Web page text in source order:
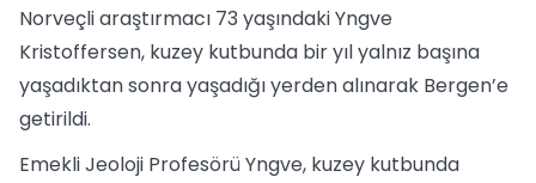
Norveçli araştırmacı 73 yaşındaki Yngve
Kristoffersen, kuzey kutbunda bir yıl yalnız başına
yaşadıktan sonra yaşadığı yerden alınarak Bergen’e
getirildi.
Emekli Jeoloji Profesörü Yngve, kuzey kutbunda